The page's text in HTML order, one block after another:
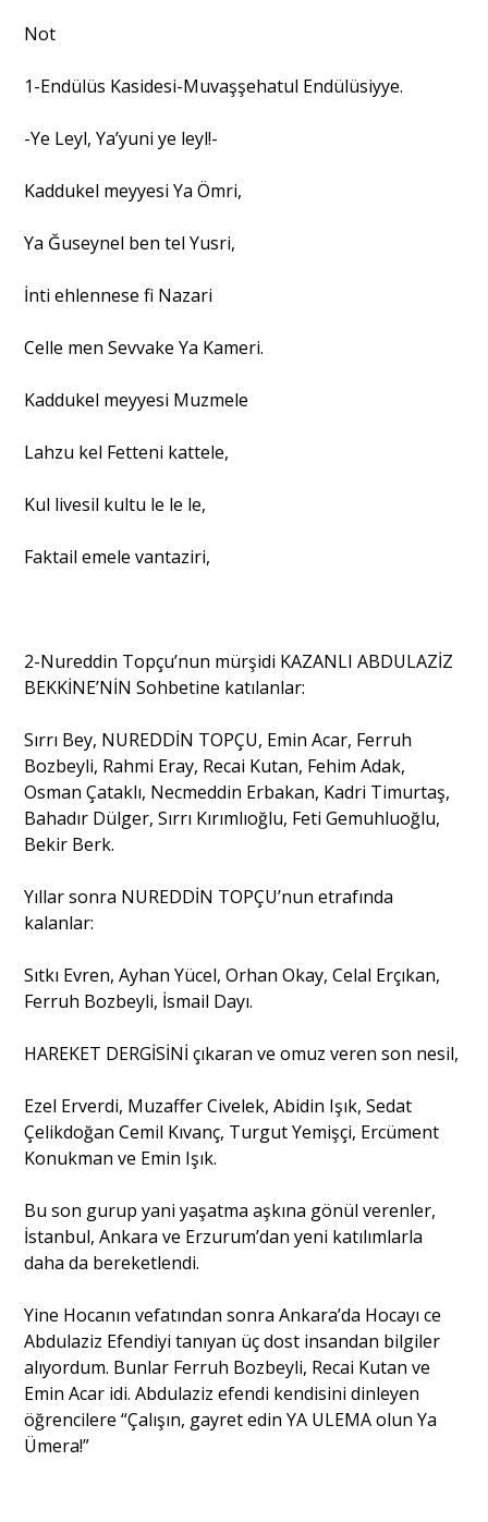
Not
1-Endülüs Kasidesi-Muvaşşehatul Endülüsiyye.
-Ye Leyl, Ya’yuni ye leyl!-
Kaddukel meyyesi Ya Ömri,
Ya Ğuseynel ben tel Yusri,
İnti ehlennese fi Nazari
Celle men Sevvake Ya Kameri.
Kaddukel meyyesi Muzmele
Lahzu kel Fetteni kattele,
Kul livesil kultu le le le,
Faktail emele vantaziri,
2-Nureddin Topçu’nun mürşidi KAZANLI ABDULAZİZ
BEKKİNE’NİN Sohbetine katılanlar:
Sırrı Bey, NUREDDİN TOPÇU, Emin Acar, Ferruh
Bozbeyli, Rahmi Eray, Recai Kutan, Fehim Adak,
Osman Çataklı, Necmeddin Erbakan, Kadri Timurtaş,
Bahadır Dülger, Sırrı Kırımlıoğlu, Feti Gemuhluoğlu,
Bekir Berk.
Yıllar sonra NUREDDİN TOPÇU’nun etrafında
kalanlar:
Sıtkı Evren, Ayhan Yücel, Orhan Okay, Celal Erçıkan,
Ferruh Bozbeyli, İsmail Dayı.
HAREKET DERGİSİNİ çıkaran ve omuz veren son nesil,
Ezel Erverdi, Muzaffer Civelek, Abidin Işık, Sedat
Çelikdoğan Cemil Kıvanç, Turgut Yemişçi, Ercüment
Konukman ve Emin Işık.
Bu son gurup yani yaşatma aşkına gönül verenler,
İstanbul, Ankara ve Erzurum’dan yeni katılımlarla
daha da bereketlendi.
Yine Hocanın vefatından sonra Ankara’da Hocayı ce
Abdulaziz Efendiyi tanıyan üç dost insandan bilgiler
alıyordum. Bunlar Ferruh Bozbeyli, Recai Kutan ve
Emin Acar idi. Abdulaziz efendi kendisini dinleyen
öğrencilere “Çalışın, gayret edin YA ULEMA olun Ya
Ümera!”